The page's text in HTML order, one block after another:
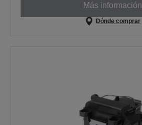
Más información
Dónde comprar